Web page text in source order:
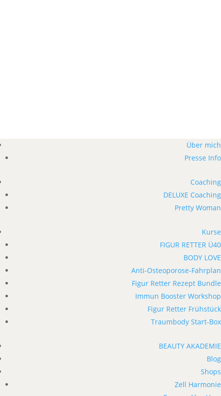
Über mich
Presse Info
Coaching
DELUXE Coaching
Pretty Woman
Kurse
FIGUR RETTER Ü40
BODY LOVE
Anti-Osteoporose-Fahrplan
Figur Retter Rezept Bundle
Immun Booster Workshop
Figur Retter Frühstück
Traumbody Start-Box
BEAUTY AKADEMIE
Blog
Shops
Zell Harmonie